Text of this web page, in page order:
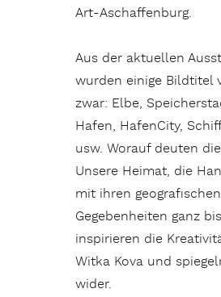
Art-Aschaffenburg.
Aus der aktuellen
wurden einige Bildtitel
zwar: Elbe,
Hafen, HafenCity,
usw. Worauf deuten
Unsere Heimat, die
mit ihren
Gegebenheiten ganz
inspirieren die
Witka Kova und
wider.